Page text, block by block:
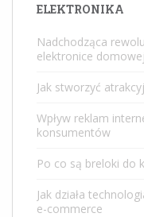
ELEKTRONIKA
Nadchodząca
elektronice domowej
Jak stworzyć
Wpływ reklam
konsumentów
Po co są breloki do
Jak działa
e-commerce